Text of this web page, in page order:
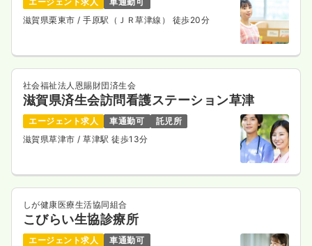
※一例
時間 8:30～17:00（休憩60分）
気になる 詳細を見る
日勤のみ（パート） 一時募集休止
気になる 詳細を見る
滋賀県栗東市/ 手原駅（ＪＲ草津線） 徒歩20分
社会福祉法人恩賜財団済生会
滋賀県済生会訪問看護ステーション草津
エージェント求人 車通勤可
託児所
滋賀県草津市/ 草津駅 徒歩13分
しが健康医療生活協同組合
こびらい生協診療所
エージェント求人
車通勤可